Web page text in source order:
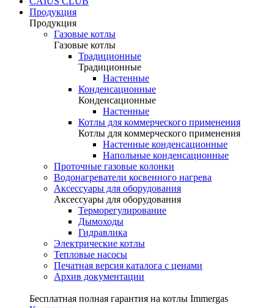
Продукция
Продукция
Газовые котлы
Газовые котлы
Традиционные
Традиционные
Настенные
Конденсационные
Конденсационные
Настенные
Котлы для коммерческого применения
Котлы для коммерческого применения
Настенные конденсационные
Напольные конденсационные
Проточные газовые колонки
Водонагреватели косвенного нагрева
Аксессуары для оборудования
Аксессуары для оборудования
Терморегулирование
Дымоходы
Гидравлика
Электрические котлы
Тепловые насосы
Печатная версия каталога с ценами
Архив документации
Бесплатная полная гарантия на котлы Immergas